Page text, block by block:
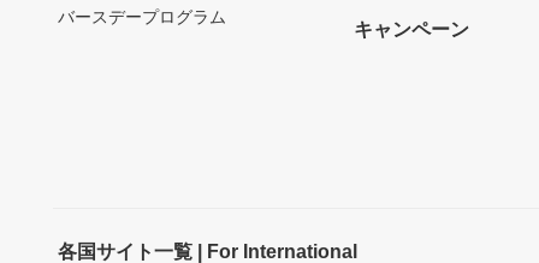
バースデープログラム
キャンペーン
各国サイト一覧 | For International